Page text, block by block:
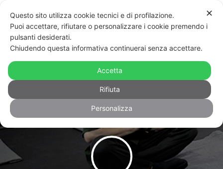
Namasté, sei gay. La Russia contro lo
Yoga in carcere: “Provoca
omosessualità”
✕
Questo sito utilizza cookie tecnici e di profilazione.
Puoi accettare, rifiutare o personalizzare i cookie premendo i
pulsanti desiderati.
Chiudendo questa informativa continuerai senza accettare.
Accetta
Rifiuta
Personalizza